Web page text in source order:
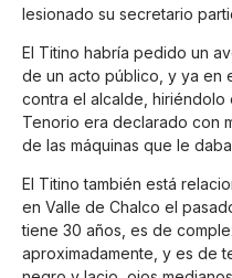
lesionado su secretario
El Titino habría pedido un
de un acto público, y ya en
contra el alcalde, hiriéndolo
Tenorio era declarado con
de las máquinas que le
El Titino también está
en Valle de Chalco el
tiene 30 años, es de
aproximadamente, y es de